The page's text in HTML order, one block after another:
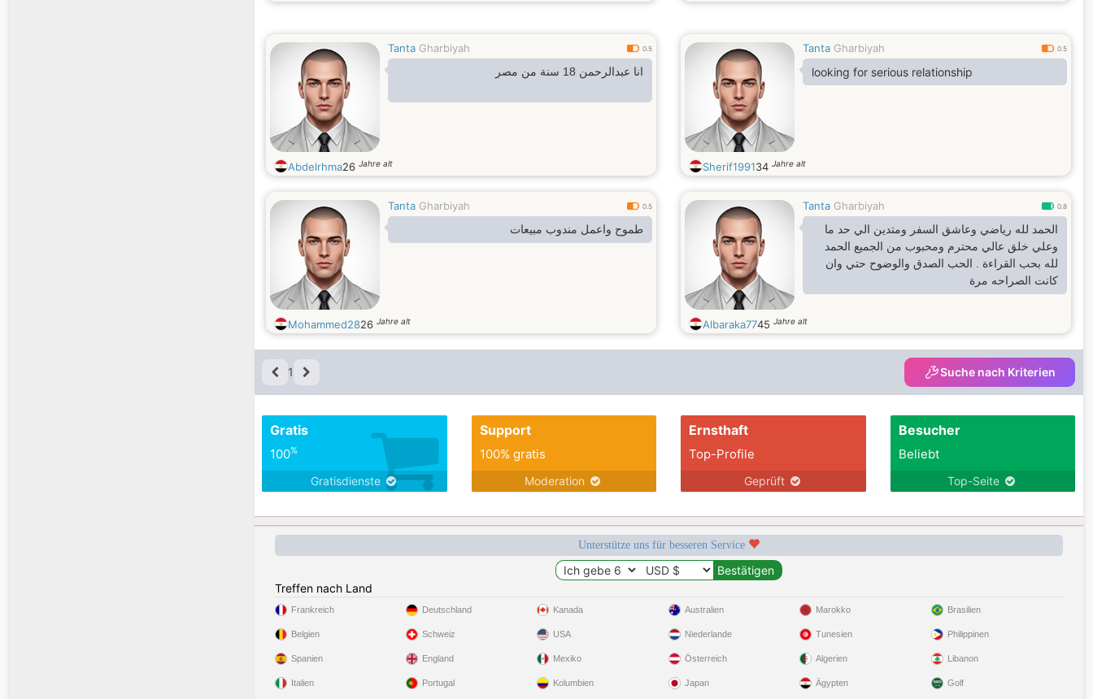
Tanta Gharbiyah 0.5
انا عبدالرحمن 18 سنة من مصر
Abdelrhma26 Jahre alt
Tanta Gharbiyah 0.5
looking for serious relationship
Sherif199134 Jahre alt
Tanta Gharbiyah 0.5
طموح واعمل مندوب مبيعات
Mohammed2826 Jahre alt
Tanta Gharbiyah 0.8
الحمد لله رياضي وعاشق السفر ومتدين الي حد ما
وعلي خلق عالي محترم ومحبوب من الجميع الحمد
لله بحب القراءة . الحب الصدق والوضوح حتي وان
كانت الصراحه مرة
Albaraka7745 Jahre alt
1 Suche nach Kriterien
Gratis
100%
Gratisdienste
Support
100% gratis
Moderation
Ernsthaft
Top-Profile
Geprüft
Besucher
Beliebt
Top-Seite
Unterstütze uns für besseren Service
Treffen nach Land
Frankreich
Belgien
Spanien
Italien
Deutschland
Schweiz
England
Portugal
Kanada
USA
Mexiko
Kolumbien
Australien
Niederlande
Österreich
Japan
Marokko
Tunesien
Algerien
Ägypten
Brasilien
Philippinen
Libanon
Golf